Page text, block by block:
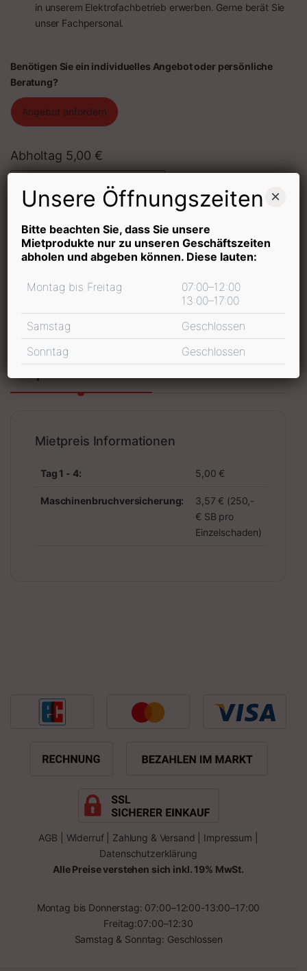
in unserem Elektrofachbetrieb erwerben. Gerne berät Sie
unser Fachpersonal.
Benötigen Sie ein individuelles Angebot oder persönliche
Beratung?
Angebot anfordern
Abholtag 5,00 €
Quantity
Mietdauer
In den Warenkorb
inkl. 19 % MwSt.
Mietpreis Informationen
Tag 1 - 4: 5,00 €
Maschinenbruchversicherung:
3,57 € (250,-
€ SB pro
Einzelschaden)
AGB Widerruf| Zahlung & Versand Impressum
Datenschutzerklärung
Alle Preise verstehen sich inkl. 19% MwSt.
Montag bis Donnerstag: 07:00–12:00-13:00–17:00
Freitag:07:00–12:30
Samstag & Sonntag: Geschlossen
Unsere Öffnungszeiten
Bitte beachten Sie, dass Sie unsere
Mietprodukte nur zu unseren Geschäftszeiten
abholen und abgeben können. Diese lauten:
Montag bis Freitag
07:00–12:00
13:00–17:00
Samstag
Geschlossen
Sonntag
Geschlossen
×